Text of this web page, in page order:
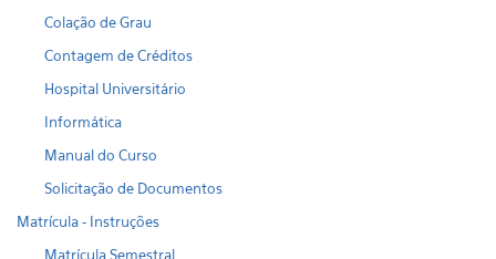
Colação de Grau
Contagem de Créditos
Hospital Universitário
Informática
Manual do Curso
Solicitação de Documentos
Matrícula - Instruções
Matrícula Semestral